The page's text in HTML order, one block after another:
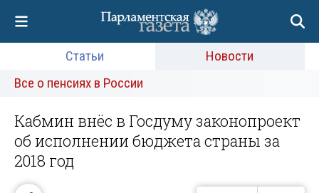
Статьи
Новости
Все о пенсиях в России
Кабмин внёс в Госдуму законопроект
об исполнении бюджета страны за
2018 год